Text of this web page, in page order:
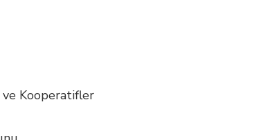
ve Kooperatifler